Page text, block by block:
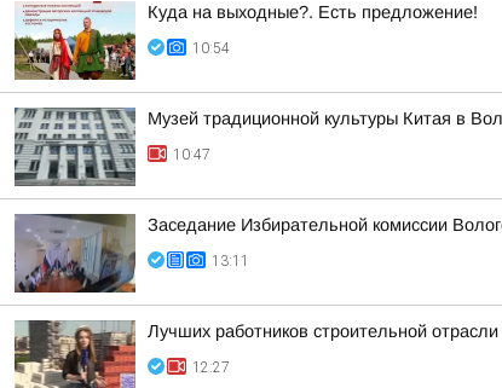
Куда на выходные?. Есть предложение!
10:54
Музей традиционной культуры Китая в
10:47
Заседание Избирательной комиссии
13:11
Лучших работников строительной
12:27